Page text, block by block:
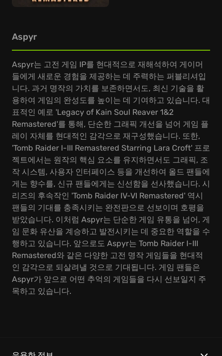
Aspyr
Aspyr는 고전 게임 IP를 현대적으로 재해석하여 게이머
들에게 새로운 경험을 제공하는 데 주력하는 퍼블리셔입
니다. 과거 명작의 가치를 보존하면서도, 최신 기술을 활
용하여 게임의 완성도를 높이는 데 기여하고 있습니다. 대
표적인 예로 'Legacy of Kain Soul Reaver 1&2
Remastered'를 통해, 단순한 그래픽 개선을 넘어 게임 플
레이 자체를 현대적인 감각으로 재구성했습니다. 또한,
'Tomb Raider I-III Remastered Starring Lara Croft' 프로
젝트에서는 원작의 핵심 요소를 유지하면서도 그래픽, 조
작 시스템, 사용자 인터페이스 등을 개선하여 올드 팬들에
게는 향수를, 신규 팬들에게는 신선함을 선사했습니다. 시
리즈의 후속작인 'Tomb Raider IV-VI Remastered' 역시
팬들의 기대를 충족시키는 완전판으로 선보이며 호평을
받았습니다. 이처럼 Aspyr는 단순한 게임 유통을 넘어, 게
임 문화 유산을 계승하고 발전시키는 데 중요한 역할을 수
행하고 있습니다. 앞으로도 Aspyr는 Tomb Raider I-III
Remastered와 같은 다양한 고전 명작 게임들을 현대적
인 감각으로 되살려낼 것으로 기대됩니다. 게임 팬들은
Aspyr가 앞으로 어떤 추억의 게임들을 다시 선보일지 주
목하고 있습니다.